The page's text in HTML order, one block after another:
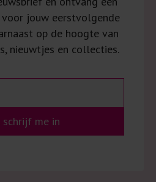
jouw eerstvolgende
op de hoogte van
nieuwtjes en collecties.
schrijf me in